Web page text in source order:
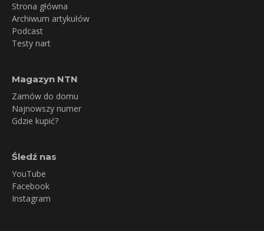
Strona główna
Archiwum artykułów
Podcast
Testy nart
Magazyn NTN
Zamów do domu
Najnowszy numer
Gdzie kupić?
Śledź nas
YouTube
Facebook
Instagram